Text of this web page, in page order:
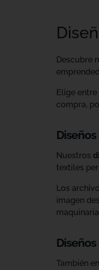
Descubre
Elige
compra,
Nuestros
textiles
Los
imagen
maquinaria
También